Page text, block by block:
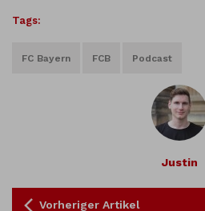
Tags:
FC Bayern FCB Podcast
Justin
Vorheriger Artikel